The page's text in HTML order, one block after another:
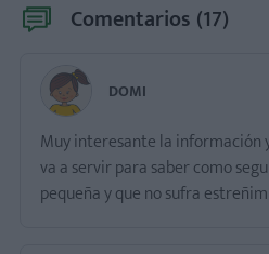
Comentarios (17)
DOMI
Muy interesante la información
va a servir para saber como
pequeña y que no sufra